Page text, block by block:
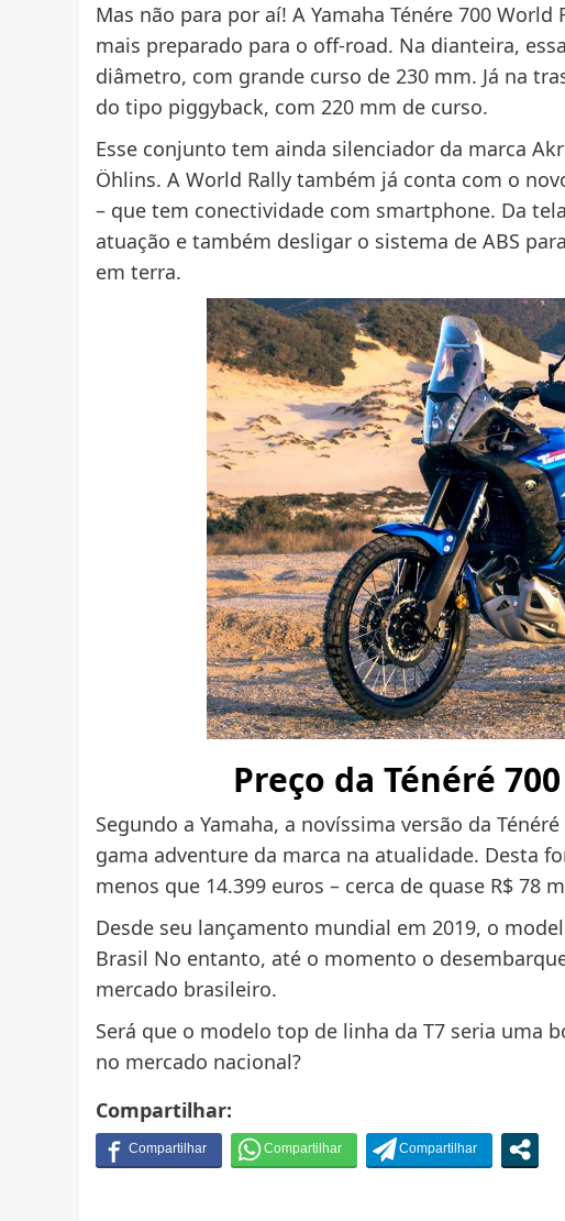
Mas não para por aí! A Yamaha Ténére 700
mais preparado para o off-road. Na dianteira,
diâmetro, com grande curso de 230 mm. Já na
do tipo piggyback, com 220 mm de curso.
Esse conjunto tem ainda silenciador da marca
Öhlins. A World Rally também já conta com o
– que tem conectividade com smartphone. Da
atuação e também desligar o sistema de ABS
em terra.
Preço da Ténéré
Segundo a Yamaha, a novíssima versão da
gama adventure da marca na atualidade. Desta
menos que 14.399 euros – cerca de quase R$ 78
Desde seu lançamento mundial em 2019, o
Brasil No entanto, até o momento o
mercado brasileiro.
Será que o modelo top de linha da T7 seria uma
no mercado nacional?
Compartilhar: